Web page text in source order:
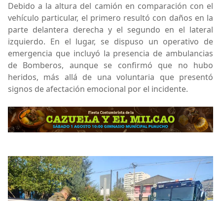
Debido a la altura del camión en comparación con el
vehículo particular, el primero resultó con daños en la
parte delantera derecha y el segundo en el lateral
izquierdo. En el lugar, se dispuso un operativo de
emergencia que incluyó la presencia de ambulancias
de Bomberos, aunque se confirmó que no hubo
heridos, más allá de una voluntaria que presentó
signos de afectación emocional por el incidente.